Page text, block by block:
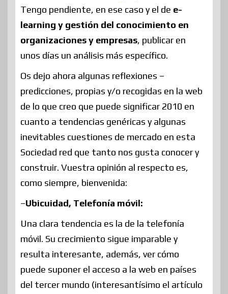
Tengo pendiente, en ese caso y el de e-
learning y gestión del conocimiento en
organizaciones y empresas, publicar en
unos días un análisis más específico.
Os dejo ahora algunas reflexiones –
predicciones, propias y/o recogidas en la web
de lo que creo que puede significar 2010 en
cuanto a tendencias genéricas y algunas
inevitables cuestiones de mercado en esta
Sociedad red que tanto nos gusta conocer y
construir. Vuestra opinión al respecto es,
como siempre, bienvenida:
–Ubicuidad, Telefonía móvil:
Una clara tendencia es la de la telefonía
móvil. Su crecimiento sigue imparable y
resulta interesante, además, ver cómo
puede suponer el acceso a la web en países
del tercer mundo (interesantísimo el artículo